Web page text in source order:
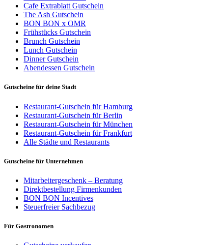
Cafe Extrablatt Gutschein
The Ash Gutschein
BON BON x OMR
Frühstücks Gutschein
Brunch Gutschein
Lunch Gutschein
Dinner Gutschein
Abendessen Gutschein
Gutscheine für deine Stadt
Restaurant-Gutschein für Hamburg
Restaurant-Gutschein für Berlin
Restaurant-Gutschein für München
Restaurant-Gutschein für Frankfurt
Alle Städte und Restaurants
Gutscheine für Unternehmen
Mitarbeitergeschenk – Beratung
Direktbestellung Firmenkunden
BON BON Incentives
Steuerfreier Sachbezug
Für Gastronomen